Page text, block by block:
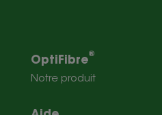
OptiFibre®
Notre produit